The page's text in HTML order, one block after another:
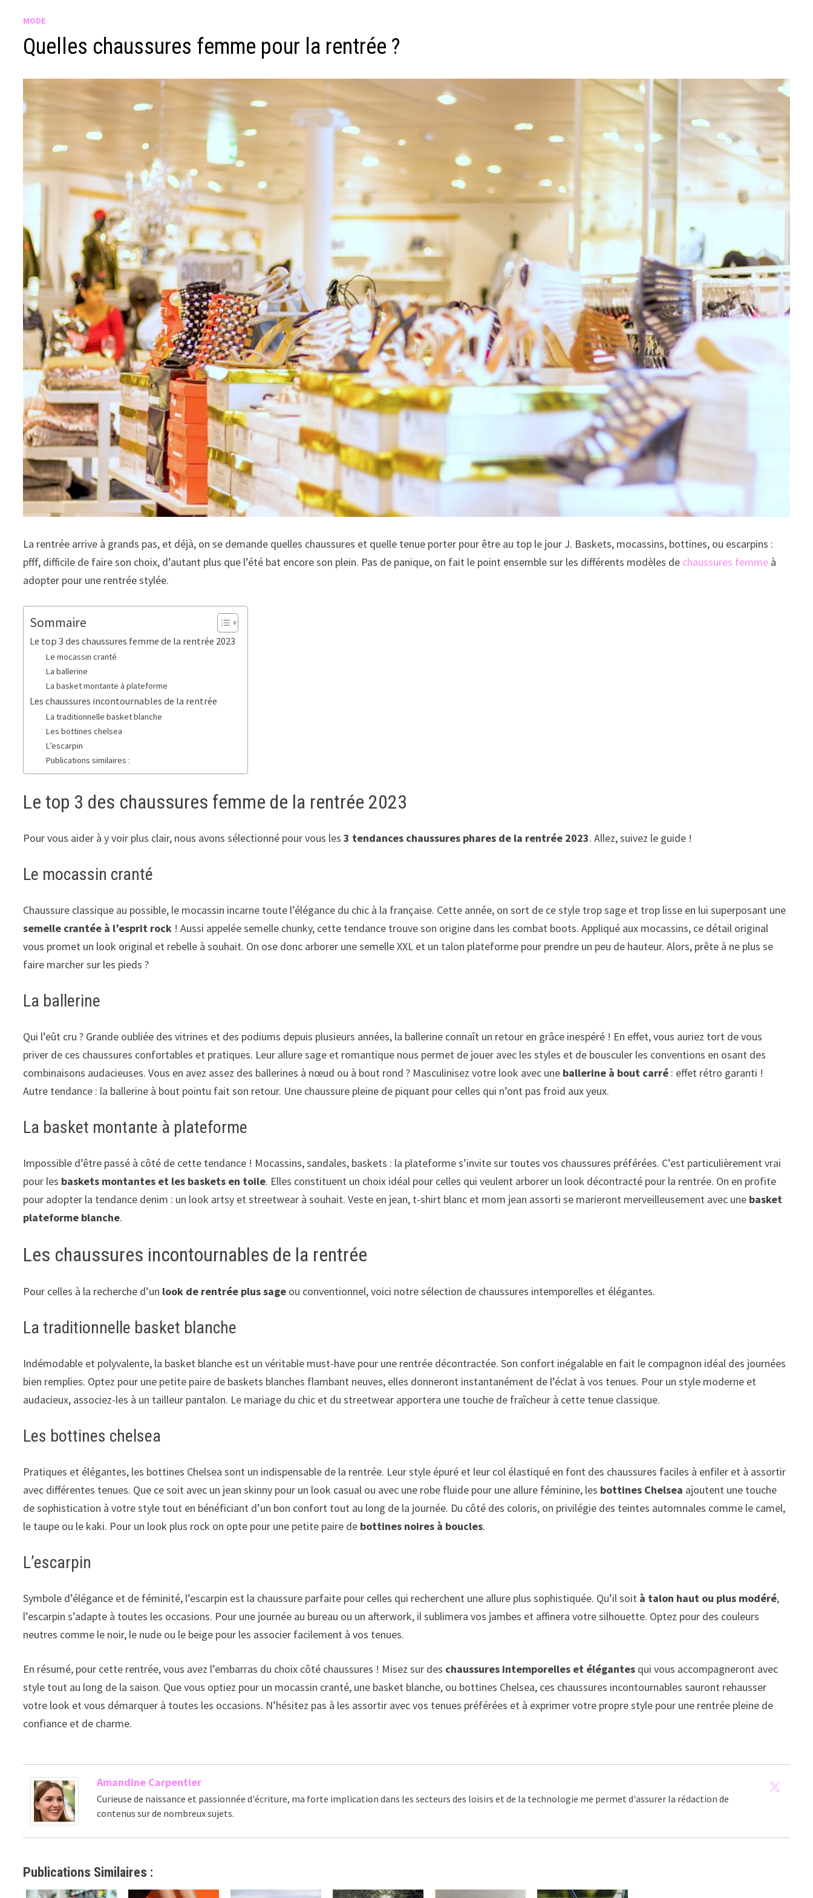
MODE
Quelles chaussures femme pour la rentrée ?
La rentrée arrive à grands pas, et déjà, on se demande quelles chaussures et quelle tenue porter pour être au top le jour J. Baskets, mocassins, bottines, ou escarpins :
pfff, difficile de faire son choix, d’autant plus que l’été bat encore son plein. Pas de panique, on fait le point ensemble sur les différents modèles de chaussures femme à
adopter pour une rentrée stylée.
Sommaire
Le top 3 des chaussures femme de la rentrée 2023
Le mocassin cranté
La ballerine
La basket montante à plateforme
Les chaussures incontournables de la rentrée
La traditionnelle basket blanche
Les bottines chelsea
L’escarpin
Publications similaires :
Le top 3 des chaussures femme de la rentrée 2023
Pour vous aider à y voir plus clair, nous avons sélectionné pour vous les3 tendances chaussures phares de la rentrée 2023. Allez, suivez le guide !
Le mocassin cranté
Chaussure classique au possible, le mocassin incarne toute l’élégance du chic à la française. Cette année, on sort de ce style trop sage et trop lisse en lui superposant une
semelle crantée à l’esprit rock ! Aussi appelée semelle chunky, cette tendance trouve son origine dans les combat boots. Appliqué aux mocassins, ce détail original
vous promet un look original et rebelle à souhait. On ose donc arborer une semelle XXL et un talon plateforme pour prendre un peu de hauteur. Alors, prête à ne plus se
faire marcher sur les pieds ?
La ballerine
Qui l’eût cru ? Grande oubliée des vitrines et des podiums depuis plusieurs années, la ballerine connaît un retour en grâce inespéré ! En effet, vous auriez tort de vous
priver de ces chaussures confortables et pratiques. Leur allure sage et romantique nous permet de jouer avec les styles et de bousculer les conventions en osant des
combinaisons audacieuses. Vous en avez assez des ballerines à nœud ou à bout rond ? Masculinisez votre look avec une ballerine à bout carré : effet rétro garanti !
Autre tendance : la ballerine à bout pointu fait son retour. Une chaussure pleine de piquant pour celles qui n’ont pas froid aux yeux.
La basket montante à plateforme
Impossible d’être passé à côté de cette tendance ! Mocassins, sandales, baskets : la plateforme s’invite sur toutes vos chaussures préférées. C’est particulièrement vrai
pour les baskets montantes et les baskets en toile. Elles constituent un choix idéal pour celles qui veulent arborer un look décontracté pour la rentrée. On en profite
pour adopter la tendance denim : un look artsy et streetwear à souhait. Veste en jean, t-shirt blanc et mom jean assorti se marieront merveilleusement avec une basket
plateforme blanche.
Les chaussures incontournables de la rentrée
Pour celles à la recherche d’un look de rentrée plus sage ou conventionnel, voici notre sélection de chaussures intemporelles et élégantes.
La traditionnelle basket blanche
Indémodable et polyvalente, la basket blanche est un véritable must-have pour une rentrée décontractée. Son confort inégalable en fait le compagnon idéal des journées
bien remplies. Optez pour une petite paire de baskets blanches flambant neuves, elles donneront instantanément de l’éclat à vos tenues. Pour un style moderne et
audacieux, associez-les à un tailleur pantalon. Le mariage du chic et du streetwear apportera une touche de fraîcheur à cette tenue classique.
Les bottines chelsea
Pratiques et élégantes, les bottines Chelsea sont un indispensable de la rentrée. Leur style épuré et leur col élastiqué en font des chaussures faciles à enfiler et à assortir
avec différentes tenues. Que ce soit avec un jean skinny pour un look casual ou avec une robe fluide pour une allure féminine, les bottines Chelsea ajoutent une touche
de sophistication à votre style tout en bénéficiant d’un bon confort tout au long de la journée. Du côté des coloris, on privilégie des teintes automnales comme le camel,
le taupe ou le kaki. Pour un look plus rock on opte pour une petite paire de bottines noires à boucles.
L’escarpin
Symbole d’élégance et de féminité, l’escarpin est la chaussure parfaite pour celles qui recherchent une allure plus sophistiquée. Qu’il soit à talon haut ou plus modéré,
l’escarpin s’adapte à toutes les occasions. Pour une journée au bureau ou un afterwork, il sublimera vos jambes et affinera votre silhouette. Optez pour des couleurs
neutres comme le noir, le nude ou le beige pour les associer facilement à vos tenues.
En résumé, pour cette rentrée, vous avez l’embarras du choix côté chaussures ! Misez sur des chaussures intemporelles et élégantes qui vous accompagneront avec
style tout au long de la saison. Que vous optiez pour un mocassin cranté, une basket blanche, ou bottines Chelsea, ces chaussures incontournables sauront rehausser
votre look et vous démarquer à toutes les occasions. N’hésitez pas à les assortir avec vos tenues préférées et à exprimer votre propre style pour une rentrée pleine de
confiance et de charme.
Amandine Carpentier
Curieuse de naissance et passionnée d'écriture, ma forte implication dans les secteurs des loisirs et de la technologie me permet d'assurer la rédaction de
contenus sur de nombreux sujets.
Publications Similaires :